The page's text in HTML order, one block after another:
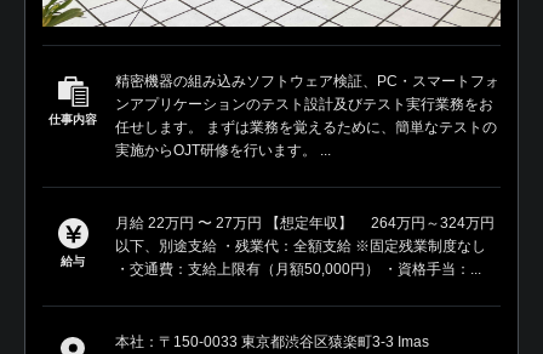
仕事内容
精密機器の組み込みソフトウェア検証、PC・スマートフォ
ンアプリケーションのテスト設計及びテスト実行業務をお
任せします。 まずは業務を覚えるために、簡単なテストの
実施からOJT研修を行います。 ...
給与
月給 22万円 〜 27万円 【想定年収】 264万円～324万円
以下、別途支給 ・残業代：全額支給 ※固定残業制度なし
・交通費：支給上限有（月額50,000円） ・資格手当：...
本社：〒150-0033 東京都渋谷区猿楽町3-3 Imas